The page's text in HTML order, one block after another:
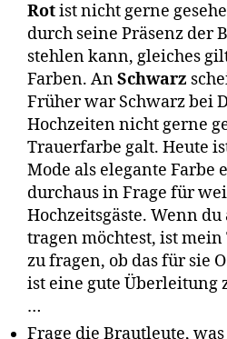
Rotist nicht gerne
durch seine Präsenz der
stehlen kann, gleiches
Farben. AnSchwarz
Früher war Schwarz bei
Hochzeiten nicht gerne
Trauerfarbe galt. Heute
Mode als elegante
durchaus in Frage für
Hochzeitsgäste. Wenn du
tragen möchtest, ist
zu fragen, ob das für sie
ist eine gute Überleitung
…
Frage die Brautleute,